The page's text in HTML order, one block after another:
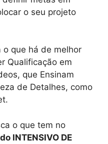
o seu projeto
que há de melhor
Qualificação em
que Ensinam
de Detalhes, como
o que tem no
INTENSIVO DE